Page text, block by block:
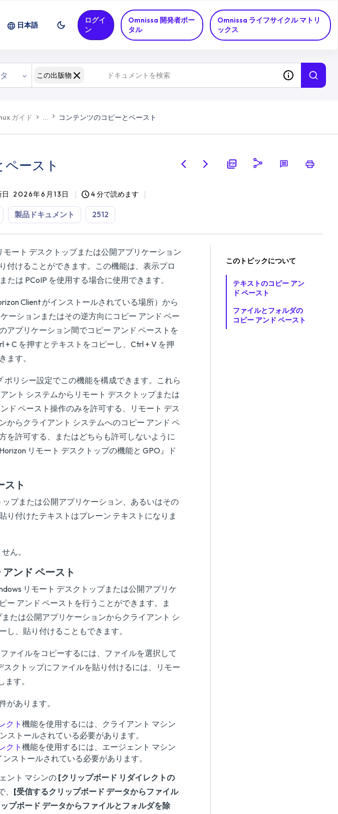
Omnissa 開発者ポー
タル
Omnissa ライフサイクル マトリ
ックス
日本語
ログイ
ン
この出版物
ガイド ... コンテンツのコピーとペースト
ースト
2026年6月13日 4 分で読めます
製品ドキュメント 2512
モート デスクトップまたは公開アプリケーション
付けることができます。この機能は、表示プロ
たは PCoIP を使用する場合に使用できます。
Client がインストールされている場所）から
ーションまたはその逆方向にコピー アンド ペー
アプリケーション間でコピー アンド ペーストを
C を押すとテキストをコピーし、Ctrl + V を押
ます。
ポリシー設定でこの機能を構成できます。これら
ント システムからリモート デスクトップまたは
ド ペースト操作のみを許可する、リモート デス
からクライアント システムへのコピー アンド ペ
を許可する、またはどちらも許可しないように
Horizon リモート デスクトップの機能と GPO』ド
スト
プまたは公開アプリケーション、あるいはその
り付けたテキストはプレーン テキストになりま
ん。
ンド ペースト
リモート デスクトップまたは公開アプリケ
ー アンド ペーストを行うことができます。ま
たは公開アプリケーションからクライアント シ
し、貼り付けることもできます。
ァイルをコピーするには、ファイルを選択して
スクトップにファイルを貼り付けるには、リモー
ます。
があります。
クト 機能を使用するには、クライアント マシン
ストールされている必要があります。
クト 機能を使用するには、エージェント マシン
ストールされている必要があります。
ント マシンの[クリップボード リダイレクトの
、 [受信するクリップボード データからファイル
プボード データからファイルとフォルダを除
このトピックについて
テキストのコピー アン
ド ペースト
ファイルとフォルダの
コピー アンド ペースト